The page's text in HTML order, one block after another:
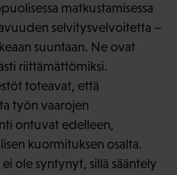
matkustamisessa
selvitysvelvoitetta –
suuntaan. Ne ovat
riittämättömiksi.
toteavat, että
työn vaarojen
ontuvat edelleen,
kuormituksen osalta.
ole syntynyt, sillä sääntely